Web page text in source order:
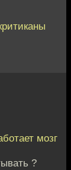
мозг
?